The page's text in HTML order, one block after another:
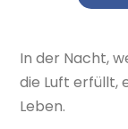
In der Nacht,
die Luft erfüllt,
Leben.